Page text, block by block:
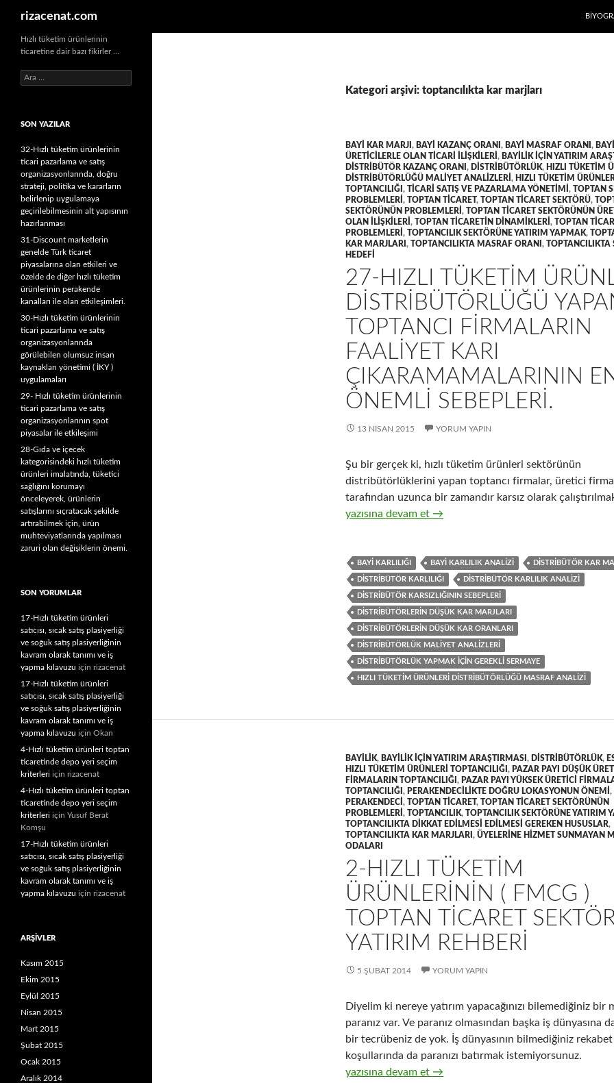
rizacenat.com
Kategori arşivi: toptancılıkta kar marjları
BAYI KAR MARJI , BAYI KAZANÇ ORANI , BAYI MASRAF ORANI ,
ÜRETICILERLE OLAN TICARI ILIŞKILERI , BAYILIK IÇIN YATIRIM
DISTRIBÜTÖR KAZANÇ ORANI , DISTRIBÜTÖRLÜK, HIZLI TÜKETIM
DISTRIBÜTÖRLÜĞÜ MALIYET ANALIZLERI , HIZLI TÜKETIM
TOPTANCILIĞI , TICARI SATIŞ VE PAZARLAMA YÖNETIMI , TOPTAN
PROBLEMLERI , TOPTAN TICARET, TOPTAN TICARET SEKTÖRÜ,
SEKTÖRÜNÜN PROBLEMLERI , TOPTAN TICARET SEKTÖRÜNÜN
OLAN ILIŞKILERI , TOPTAN TICARETIN DINAMIKLERI , TOPTAN
PROBLEMLERI , TOPTANCILIK SEKTÖRÜNE YATIRIM YAPMAK,
KAR MARJLARI , TOPTANCILIKTA MASRAF ORANI , TOPTANCILIKTA
HEDEFI
27-HIZLI TÜKETIM
DISTRIBÜTÖRLÜĞÜ
TOPTANCI FIRMALARIN
FAALIYET KARI
ÇIKARAMAMALARININ
ÖNEMLI SEBEPLERI.
13 NISAN 2015 YORUM YAPIN
Şu bir gerçek ki, hızlı tüketim ürünleri sektörünün
distribütörlüklerini yapan toptancı firmalar, üretici
tarafından uzunca bir zamandır karsız olarak
27-Hızlı tüketim ürünleri distribütörlüğü yapan toptancı
yazısına devam et →
BAYI KARLILIĞI BAYI KARLILIK ANALIZI DISTRIBÜTÖR KAR
DISTRIBÜTÖR KARLILIĞI DISTRIBÜTÖR KARLILIK ANALIZI
DISTRIBÜTÖR KARSIZLIĞININ SEBEPLERI
DISTRIBÜTÖRLERIN DÜŞÜK KAR MARJLARI
DISTRIBÜTÖRLERIN DÜŞÜK KAR ORANLARI
DISTRIBÜTÖRLÜK MALIYET ANALIZLERI
DISTRIBÜTÖRLÜK YAPMAK IÇIN GEREKLI SERMAYE
HIZLI TÜKETIM ÜRÜNLERI DISTRIBÜTÖRLÜĞÜ MASRAF ANALIZI
BAYILIK, BAYILIK IÇIN YATIRIM ARAŞTIRMASI , DISTRIBÜTÖRLÜK,
HIZLI TÜKETIM ÜRÜNLERI TOPTANCILIĞI , PAZAR PAYI DÜŞÜK
FIRMALARIN TOPTANCILIĞI , PAZAR PAYI YÜKSEK ÜRETICI
TOPTANCILIĞI , PERAKENDECILIKTE DOĞRU LOKASYONUN ÖNEMI ,
PERAKENDECI , TOPTAN TICARET, TOPTAN TICARET SEKTÖRÜNÜN
PROBLEMLERI , TOPTANCILIK, TOPTANCILIK SEKTÖRÜNE YATIRIM
TOPTANCILIKTA DIKKAT EDILMESI EDILMESI GEREKEN HUSUSLAR,
TOPTANCILIKTA KAR MARJLARI , ÜYELERINE HIZMET SUNMAYAN
ODALARI
2-HIZLI TÜKETIM
ÜRÜNLERININ ( FMCG )
TOPTAN TICARET
YATIRIM REHBERI
5 ŞUBAT 2014 YORUM YAPIN
Diyelim ki nereye yatırım yapacağınızı bilemediğiniz bir
paranız var. Ve paranız olmasından başka iş dünyasına
bir tecrübeniz de yok. İş dünyasının bilmediğiniz rekabet
koşullarında da paranızı batırmak istemiyorsunuz.
2-Hızlı tüketim ürünlerinin ( FMCG ) toptan ticaret
yazısına devam et →
Hızlı tüketim ürünlerinin
ticaretine dair bazı fikirler …
A
r
a
SON YAZILAR
32-Hızlı tüketim ürünlerinin
ticari pazarlama ve satış
organizasyonlarında, doğru
strateji, politika ve kararların
belirlenip uygulamaya
geçirilebilmesinin alt yapısının
hazırlanması
31-Discount marketlerin
genelde Türk ticaret
piyasalarına olan etkileri ve
özelde de diğer hızlı tüketim
ürünlerinin perakende
kanalları ile olan etkileşimleri.
30-Hızlı tüketim ürünlerinin
ticari pazarlama ve satış
organizasyonlarında
görülebilen olumsuz insan
kaynakları yönetimi ( İKY )
uygulamaları
29- Hızlı tüketim ürünlerinin
ticari pazarlama ve satış
organizasyonlarının spot
piyasalar ile etkileşimi
28-Gıda ve içecek
kategorisindeki hızlı tüketim
ürünleri imalatında, tüketici
sağlığını korumayı
önceleyerek, ürünlerin
satışlarını sıçratacak şekilde
artırabilmek için, ürün
muhteviyatlarında yapılması
zaruri olan değişiklerin önemi.
SON YORUMLAR
17-Hızlı tüketim ürünleri
satıcısı, sıcak satış plasiyerliği
ve soğuk satış plasiyerliğinin
kavram olarak tanımı ve iş
yapma kılavuzu için rizacenat
17-Hızlı tüketim ürünleri
satıcısı, sıcak satış plasiyerliği
ve soğuk satış plasiyerliğinin
kavram olarak tanımı ve iş
yapma kılavuzu için Okan
4-Hızlı tüketim ürünleri toptan
ticaretinde depo yeri seçim
kriterleri için rizacenat
4-Hızlı tüketim ürünleri toptan
ticaretinde depo yeri seçim
kriterleri için Yusuf Berat
Komşu
17-Hızlı tüketim ürünleri
satıcısı, sıcak satış plasiyerliği
ve soğuk satış plasiyerliğinin
kavram olarak tanımı ve iş
yapma kılavuzu için rizacenat
ARŞIVLER
Kasım 2015
Ekim 2015
Eylül 2015
Nisan 2015
Mart 2015
Şubat 2015
Ocak 2015
Aralık 2014